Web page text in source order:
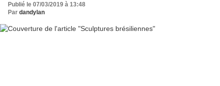
Publié le 07/03/2019 à 13:48
Par dandylan